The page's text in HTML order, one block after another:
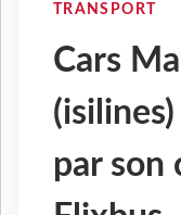
TRANSPORT
Cars
par son